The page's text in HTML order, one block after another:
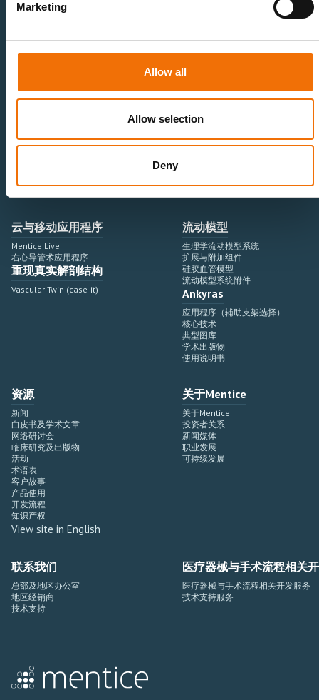
Marketing
Allow all
Allow selection
Deny
外周血管领域
产品使用
研究与开发
销售与市场营销
专业教育
开发流程
血管造影设备集成 虚拟模拟
云与移动应用程序
Mentice Live
右心导管术应用程序
重现真实解剖结构
Vascular Twin (case-it)
流动模型
生理学流动模型系统
扩展与附加组件
硅胶血管模型
流动模型系统附件
Ankyras
应用程序（辅助支架选择）
核心技术
典型图库
学术出版物
使用说明书
资源
新闻
白皮书及学术文章
网络研讨会
临床研究及出版物
活动
术语表
客户故事
产品使用
开发流程
知识产权
View site in English
关于Mentice
关于Mentice
投资者关系
新闻媒体
职业发展
可持续发展
联系我们
总部及地区办公室
地区经销商
技术支持
医疗器械与手术流程相关
医疗器械与手术流程相关开发服务
技术支持服务